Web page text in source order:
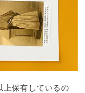
保有しているの